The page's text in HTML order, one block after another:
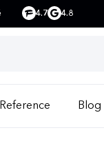
4.7 4.8
Reference Blog